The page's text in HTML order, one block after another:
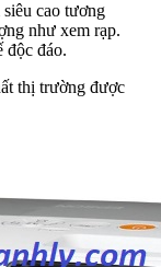
cao tương
như xem rạp.
độc đáo.
thị trường được